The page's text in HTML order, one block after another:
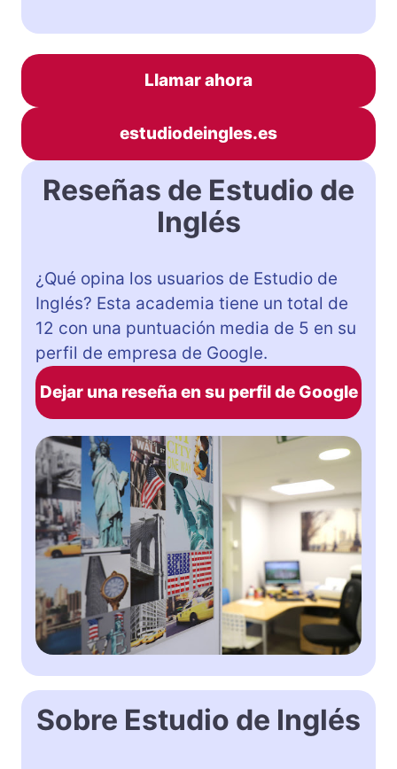
Llamar ahora
estudiodeingles.es
Reseñas de Estudio de
Inglés
¿Qué opina los usuarios de Estudio de
Inglés? Esta academia tiene un total de
12 con una puntuación media de 5 en su
perfil de empresa de Google.
Dejar una reseña en su perfil de Google
Sobre Estudio de Inglés